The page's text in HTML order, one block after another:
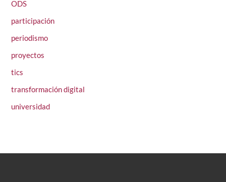
ODS
participación
periodismo
proyectos
tics
transformación digital
universidad